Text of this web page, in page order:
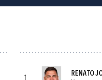
1
RENATO